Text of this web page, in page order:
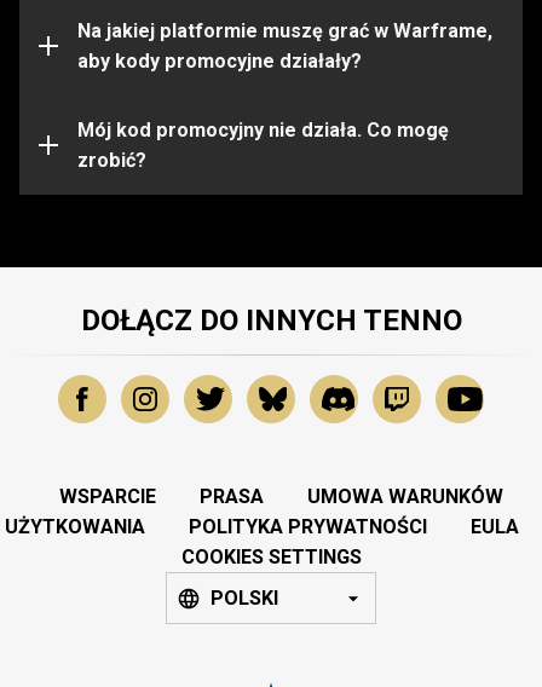
Na jakiej platformie muszę grać w Warframe,
aby kody promocyjne działały?
kodu upewnij się, że jesteś zalogowany na konto
Warframe na właściwej platformie.
Mój kod promocyjny nie działa. Co mogę
zrobić?
wykorzystany. Aby uzyskać dalszą pomoc, prosimy
skontaktować się z
DOŁĄCZ DO INNYCH TENNO
WSPARCIE PRASA
UMOWA WARUNKÓW
UŻYTKOWANIA
POLITYKA PRYWATNOŚCI
EULA
COOKIES SETTINGS
POLSKI